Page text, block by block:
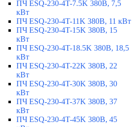
ПЧ ESQ-230-4T-7.5K 380В, 7,5
кВт
ПЧ ESQ-230-4T-11K 380В, 11 кВт
ПЧ ESQ-230-4T-15K 380В, 15
кВт
ПЧ ESQ-230-4T-18.5K 380В, 18,5
кВт
ПЧ ESQ-230-4T-22K 380В, 22
кВт
ПЧ ESQ-230-4T-30K 380В, 30
кВт
ПЧ ESQ-230-4T-37K 380В, 37
кВт
ПЧ ESQ-230-4T-45K 380В, 45